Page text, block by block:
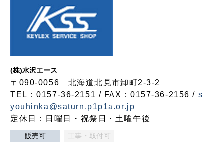
(株)水沢エース
〒090-0056 北海道北見市卸町2-3-2
TEL：0157-36-2151 / FAX：0157-36-2156 / s
youhinka@saturn.p1p1a.or.jp
定休日：日曜日・祝祭日・土曜午後
販売可 工事・取付可